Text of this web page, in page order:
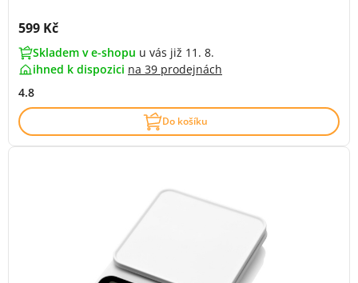
Cena s DPH:
599 Kč
Skladem v e-shopu u vás již 11. 8.
ihned k dispozici na 39 prodejnách
4.8
Do košíku